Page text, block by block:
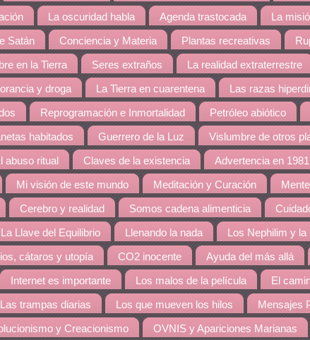
La oscuridad habla Agenda trastocada La
Satán Conciencia y Materia Plantas recreativas
en la Tierra Seres extraños La realidad extraterrestre
y droga La Tierra en cuarentena Las razas
Reprogramación e Inmortalidad Petróleo abiótico
habitados Guerrero de la Luz Vislumbre de otros
abuso ritual Claves de la existencia Advertencia en 1981
Mi visión de este mundo Meditación y Curación
Cerebro y realidad Somos cadena alimenticia
La Llave del Equilibrio Llenando la nada Los Nephilim y
cátaros y utopía CO2 inocente Ayuda del más allá
Internet es importante Los malos de la película El
Las trampas diarias Los que mueven los hilos Mensajes
y Creacionismo OVNIS y Apariciones Marianas